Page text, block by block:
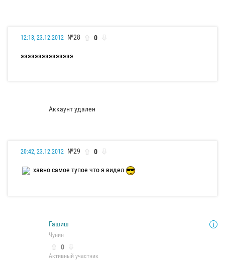
12:13, 23.12.2012 №28 0
эээээээээээээээ
Аккаунт удален
20:42, 23.12.2012 №29 0
хавно самое тупое что я видел
Гашиш
Чунин
0
Активный участник